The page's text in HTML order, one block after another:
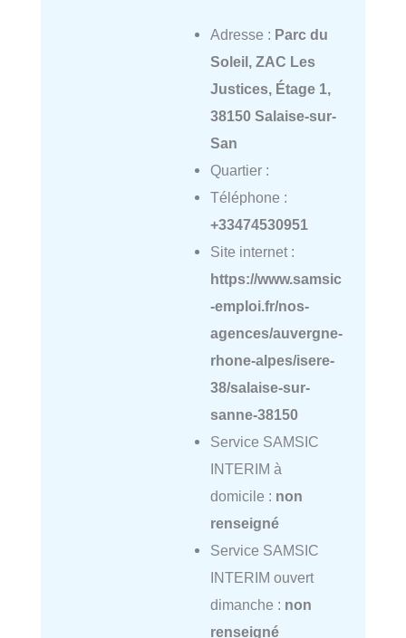
Adresse : Parc du
Soleil, ZAC Les
Justices, Étage 1,
38150 Salaise-sur-
San
Quartier :
Téléphone :
+33474530951
Site internet :
https://www.samsic
-emploi.fr/nos-
agences/auvergne-
rhone-alpes/isere-
38/salaise-sur-
sanne-38150
Service SAMSIC
INTERIM à
domicile : non
renseigné
Service SAMSIC
INTERIM ouvert
dimanche : non
renseigné